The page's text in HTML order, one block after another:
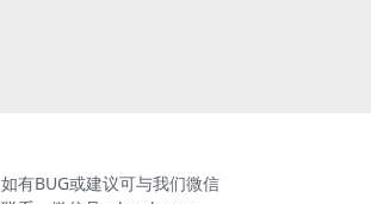
如有BUG或建议可与我们微信